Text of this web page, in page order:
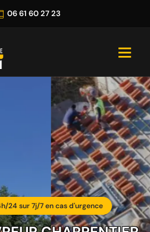
06 61 60 27 23
24 sur 7j/7 en cas d'urgence